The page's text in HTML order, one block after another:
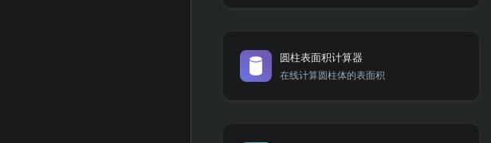
圆柱表面积计算器
在线计算圆柱体的表面积